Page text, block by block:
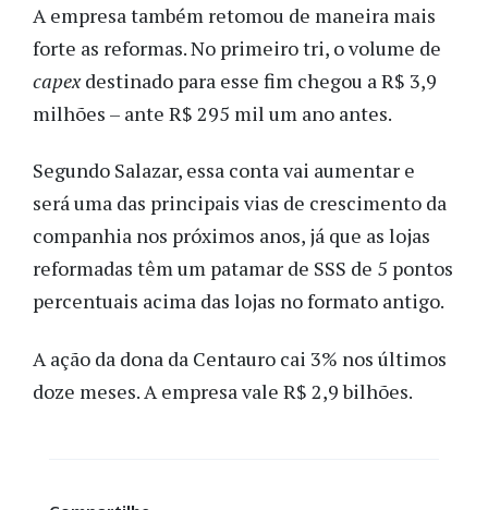
A empresa também retomou de maneira mais
forte as reformas. No primeiro tri, o volume de
capexdestinado para esse fim chegou a R$ 3,9
milhões – ante R$ 295 mil um ano antes.
Segundo Salazar, essa conta vai aumentar e
será uma das principais vias de crescimento da
companhia nos próximos anos, já que as lojas
reformadas têm um patamar de SSS de 5 pontos
percentuais acima das lojas no formato antigo.
A ação da dona da Centauro cai 3% nos últimos
doze meses. A empresa vale R$ 2,9 bilhões.